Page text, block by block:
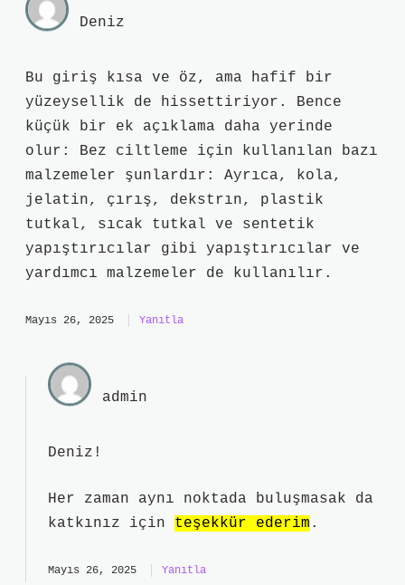
Deniz
Bu giriş kısa ve öz, ama hafif bir
yüzeysellik de hissettiriyor. Bence
küçük bir ek açıklama daha yerinde
olur: Bez ciltleme için kullanılan bazı
malzemeler şunlardır: Ayrıca, kola,
jelatin, çırış, dekstrın, plastik
tutkal, sıcak tutkal ve sentetik
yapıştırıcılar gibi yapıştırıcılar ve
yardımcı malzemeler de kullanılır.
Mayıs 26, 2025 Yanıtla
admin
Deniz!
Her zaman aynı noktada buluşmasak da
katkınız için teşekkür ederim .
Mayıs 26, 2025 Yanıtla